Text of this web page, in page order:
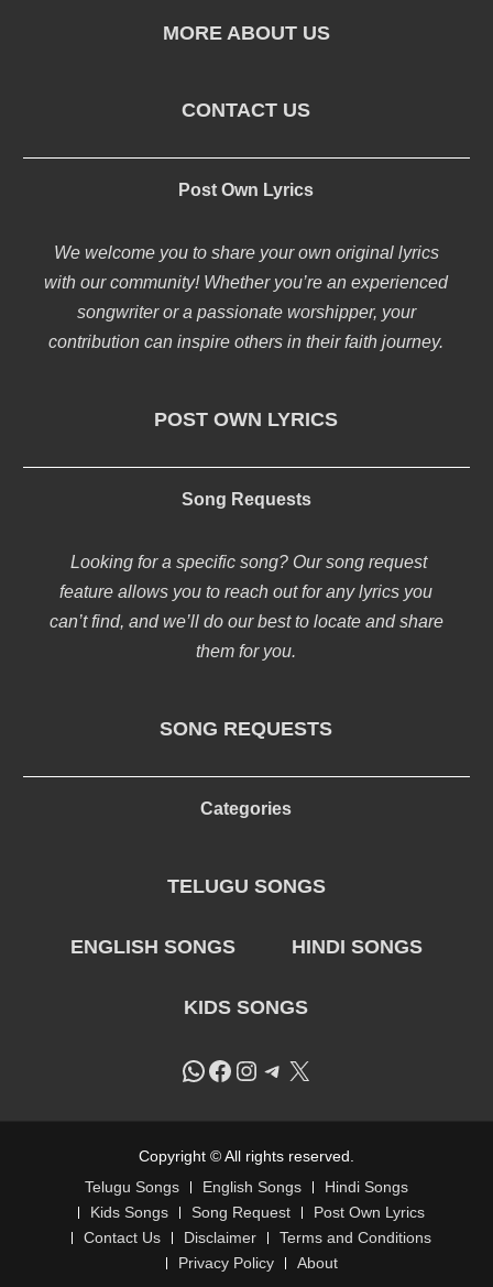
MORE ABOUT US
CONTACT US
Post Own Lyrics
We welcome you to share your own original lyrics
with our community! Whether you’re an experienced
songwriter or a passionate worshipper, your
contribution can inspire others in their faith journey.
POST OWN LYRICS
Song Requests
Looking for a specific song? Our song request
feature allows you to reach out for any lyrics you
can’t find, and we’ll do our best to locate and share
them for you.
SONG REQUESTS
Categories
TELUGU SONGS
ENGLISH SONGS HINDI SONGS
KIDS SONGS
WhatsApp
Facebook
Instagram
Telegram
X
Copyright © All rights reserved.
Telugu Songs
English Songs
Hindi Songs
Kids Songs
Song Request
Post Own Lyrics
Contact Us
Disclaimer
Terms and Conditions
Privacy Policy
About